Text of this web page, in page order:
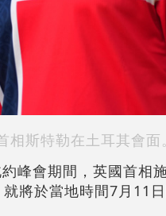
斯特勒在土耳其會面。
峰會期間，英國首相
將於當地時間7月11